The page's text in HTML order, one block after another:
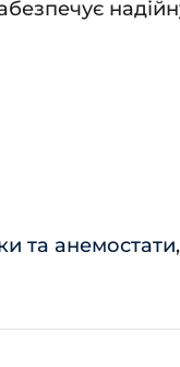
та анемостати,